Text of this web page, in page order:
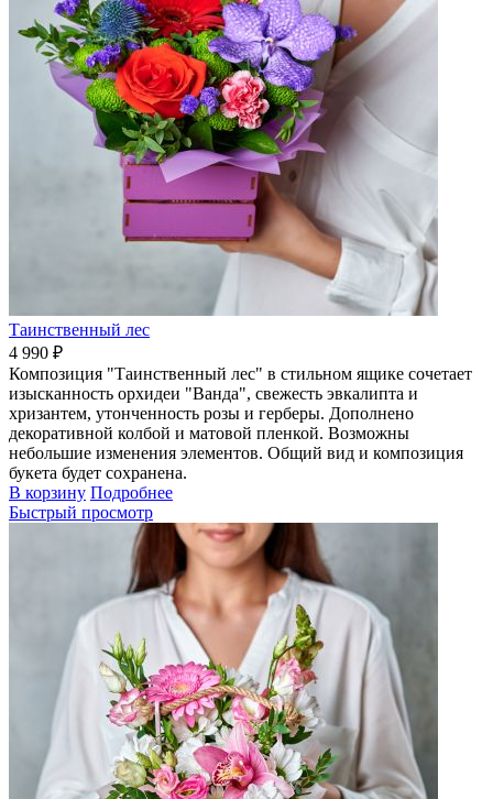
Таинственный лес
4 990 ₽
Композиция "Таинственный лес" в стильном ящике сочетает
изысканность орхидеи "Ванда", свежесть эвкалипта и
хризантем, утонченность розы и герберы. Дополнено
декоративной колбой и матовой пленкой. Возможны
небольшие изменения элементов. Общий вид и композиция
букета будет сохранена.
В корзину Подробнее
Быстрый просмотр